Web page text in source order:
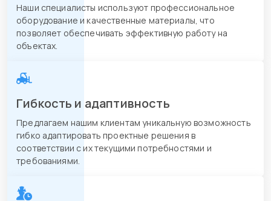
Наши специалисты используют профессиональное
оборудование и качественные материалы, что
позволяет обеспечивать эффективную работу на
объектах.
Гибкость и адаптивность
Предлагаем нашим клиентам уникальную возможность
гибко адаптировать проектные решения в
соответствии с их текущими потребностями и
требованиями.